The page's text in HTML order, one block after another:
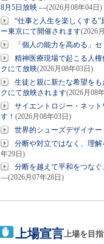
8月5日放映 ―(2026月08年04日)
“仕事と人生を楽しくする
ー東京にて開催されます(2026
「個人の能力を高める」
精神医療現場で起こる人
クにて放映(2026月08年03日)
生徒と親に新たな希望を
クにて放映されます(2026月08
サイエントロジー・ネッ
す！ (2026月08年03日)
世界的シューズデザイナ
分断や対立ではなく、理
年29日)
分断を越えて平和をつな
―(2026月07年28日)
上場宣言上場を目